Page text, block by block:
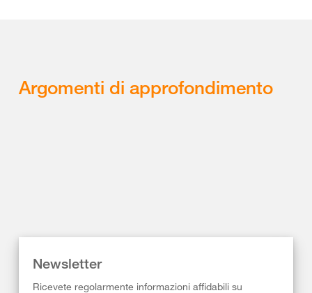
Argomenti di approfondimento
Newsletter
Ricevete regolarmente informazioni affidabili su